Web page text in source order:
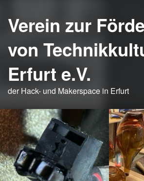
Verein zur
von
Erfurt e.V.
der Hack- und Makerspace in Erfurt